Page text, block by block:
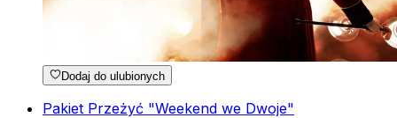
Dodaj do ulubionych
Pakiet Przeżyć "Weekend we Dwoje"